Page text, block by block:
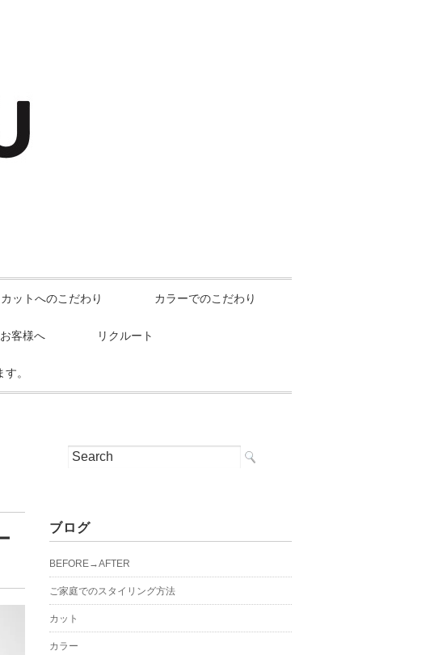
カットへのこだわり カラーでのこだわり
客様へ リクルート
。
ブログ
BEFORE→AFTER
ご家庭でのスタイリング方法
カット
カラー